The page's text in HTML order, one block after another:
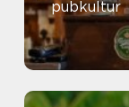
pubkultur